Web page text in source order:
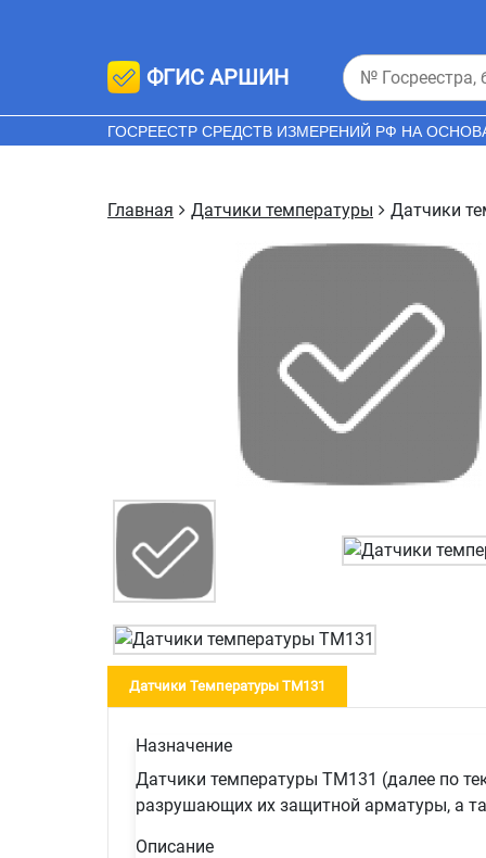
ФГИС АРШИН
ГОСРЕЕСТР СРЕДСТВ ИЗМЕРЕНИЙ РФ НА
Главная Датчики температуры Датчики
Датчики Температуры TM131
Назначение
Датчики температуры TM131 (далее по
разрушающих их защитной арматуры, а
Описание